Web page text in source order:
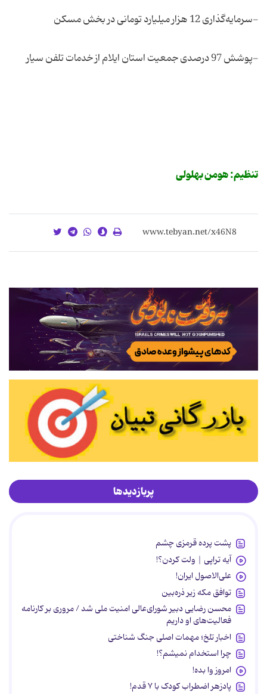
-سرمایه‌گذاری 12 هزار میلیارد تومانی در بخش مسکن
-پوشش 97 درصدی جمعیت استان ایلام از خدمات تلفن سیار
تنظیم: هومن بهلولی
پربازدیدها
پشت پرده قرمزی چشم
آیه تراپی | ولت کردن؟!
علی‌الاصول ایران!
توافق مکه زیر ذره‌بین
محسن رضایی دبیر شورای‌عالی امنیت ملی شد / مروری بر کارنامه
فعالیت‌های او داریم
اخبار تلخ؛ مهمات اصلی جنگ شناختی
چرا استخدام نمیشم؟!
امروز وا بده!
پادزهر اضطراب کودک با ۷ قدم!